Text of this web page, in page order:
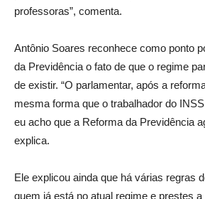
professoras”, comenta.
Antônio Soares reconhece como ponto
da Previdência o fato de que o regime
de existir. “O parlamentar, após a
mesma forma que o trabalhador do
eu acho que a Reforma da Previdência
explica.
Ele explicou ainda que há várias regras
quem já está no atual regime e prestes a